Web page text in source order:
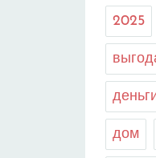
2025
дом